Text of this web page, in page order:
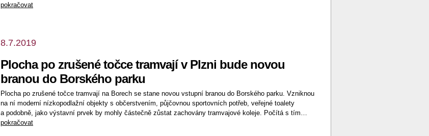
pokračovat
8.7.2019
Plocha po zrušené točce tramvají v Plzni bude novou
branou do Borského parku
Plocha po zrušené točce tramvají na Borech se stane novou vstupní branou do Borského parku. Vzniknou
na ní moderní nízkopodlažní objekty s občerstvením, půjčovnou sportovních potřeb, veřejné toalety
a podobně, jako výstavní prvek by mohly částečně zůstat zachovány tramvajové koleje. Počítá s tím…
pokračovat